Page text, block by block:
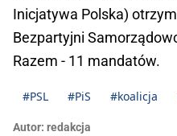
Inicjatywa Polska)
Bezpartyjni
Razem - 11 mandatów.
#PSL #PiS #koalicja
Autor: redakcja